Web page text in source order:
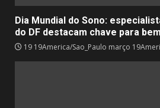
Dia Mundial do Sono:
do DF destacam chave para
19 19America/Sao_Paulo março